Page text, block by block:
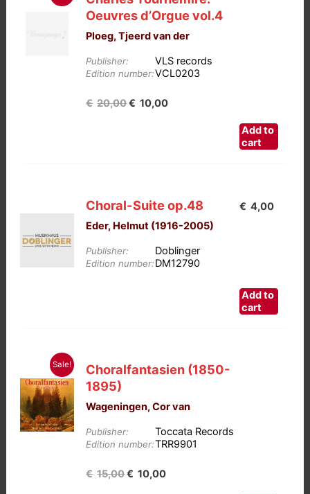
Oeuvres d’Orgue vol.4
Ploeg, Tjeerd van der
Publisher: VLS records
Edition number:VCL0203
€ 20,00Oorspronkelijke
€ 10,00Huidige
Add to
cart
Choral-Suite op.48
Eder, Helmut (1916-2005)
Publisher: Doblinger
Edition number:DM12790
€ 4,00
Add to
cart
Sale!
Choralfantasien (1850-
1895)
Wageningen, Cor van
Publisher: Toccata Records
Edition number:TRR9901
€ 15,00Oorspronkelijke
€ 10,00Huidige